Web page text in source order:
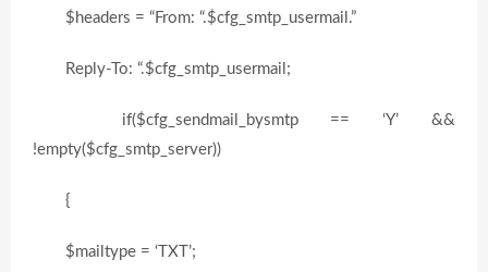
$headers = “From: “.$cfg_smtp_usermail.”
Reply-To: “.$cfg_smtp_usermail;
if($cfg_sendmail_bysmtp == ‘Y’ &&
!empty($cfg_smtp_server))
{
$mailtype = ‘TXT’;